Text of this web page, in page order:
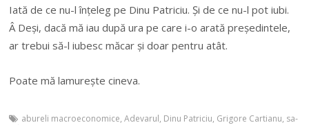
Iată de ce nu-l înțeleg pe Dinu Patriciu. Și de ce nu-l pot iubi.
Â Deși, dacă mă iau după ura pe care i-o arată președintele,
ar trebui să-l iubesc măcar și doar pentru atât.
Poate mă lamurește cineva.
abureli macroeconomice,Adevarul, Dinu Patriciu, Grigore Cartianu, sa-